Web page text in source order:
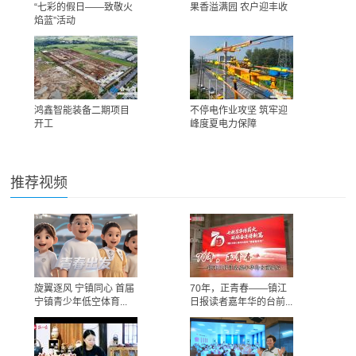
“七彩的假日——致敬火
焰蓝”活动
果香溢满园 农户迎丰收
鸿鑫智能装备二期项目
开工
不停电作业攻坚 筑牢迎
峰度夏电力保障
推荐视频
旋翼逐风 宁镇同心 首届
宁镇青少年低空体育...
70年，正青春——镇江
日报读者嘉年华的台前...